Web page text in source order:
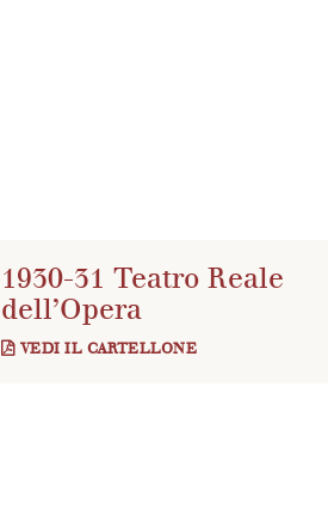
1930-31 Teatro Reale
dell’Opera
VEDI IL CARTELLONE